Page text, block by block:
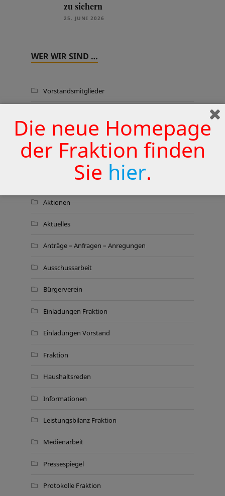
zu sichern
25. JUNI 2026
WER WIR SIND …
Vorstandsmitglieder
Wahlkreiskarte
Aktionen
Aktuelles
Anträge – Anfragen – Anregungen
Ausschussarbeit
Bürgerverein
Einladungen Fraktion
Einladungen Vorstand
Fraktion
Haushaltsreden
Informationen
Leistungsbilanz Fraktion
Medienarbeit
Pressespiegel
Protokolle Fraktion
Die neue Homepage
der Fraktion finden
Sie hier.